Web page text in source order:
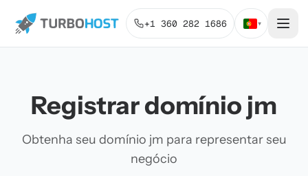
+1 360 282 1686 ▾
Registrar domínio jm
Obtenha seu domínio jm para representar seu
negócio